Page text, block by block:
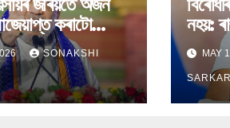
কৰাটো
SONAKSHI
নহয়:
MAY
SARKAR